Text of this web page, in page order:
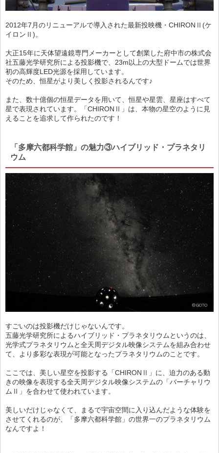
2012年7月のリニューアルで導入された最新投映機・CHIRONⅡ(ケ
イロンⅡ)。
大正15年に天体望遠鏡専門メーカーとして創業した府中市の株式会
社五藤光学研究所による投影機で、23m以上の大型ドームでは世界
初の高輝度LED光源を採用しています。
そのため、恒星がより美しく投影されるんです♪
また、数十億個の恒星データを用いて、恒星や星雲、星座はすべて
星で表現されています。「CHIRONⅡ」は、本物の星空のように見
えることを追求して作られたのです！
「多摩六都科学館」の魅力③ハイブリッド・プラネタリ
ウム
すごいのは投影機だけじゃないんです。
五藤光学研究所によるハイブリッド・プラネタリウムというのは、
光学式プラネタリウムと全天周デジタル映像システムを組み合わせ
て、より多彩な表現が可能となったプラネタリウムのことです。
ここでは、美しい星空を投影する「CHIRONⅡ」に、迫力のある動
きの映像を表現する全天周デジタル映像システムの「バーチャリウ
ムⅡ」を合わせて使われています。
美しいだけじゃなくて、まるで宇宙空間に入り込んだような体験を
させてくれるのが、「多摩六都科学館」の世界一のプラネタリウム
なんですよ！